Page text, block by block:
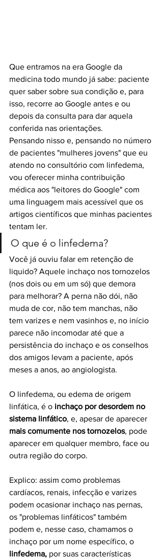
Que entramos na era Google da
medicina todo mundo já sabe: paciente
quer saber sobre sua condição e, para
isso, recorre ao Google antes e ou
depois da consulta para dar aquela
conferida nas orientações.
Pensando nisso e, pensando no número
de pacientes "mulheres jovens" que eu
atendo no consultório com linfedema,
vou oferecer minha contribuição
médica aos "leitores do Google" com
uma linguagem mais acessível que os
artigos científicos que minhas pacientes
tentam ler.
O que é o linfedema?
Você já ouviu falar em retenção de
liquido? Aquele inchaço nos tornozelos
(nos dois ou em um só) que demora
para melhorar? A perna não dói, não
muda de cor, não tem manchas, não
tem varizes e nem vasinhos e, no início
parece não incomodar até que a
persistência do inchaço e os conselhos
dos amigos levam a paciente, após
meses a anos, ao angiologista.
O linfedema, ou edema de origem
linfática, é o inchaço por desordem no
sistema linfático, e, apesar de aparecer
mais comumente nos tornozelos, pode
aparecer em qualquer membro, face ou
outra região do corpo.
Explico: assim como problemas
cardíacos, renais, infecção e varizes
podem ocasionar inchaço nas pernas,
os "problemas linfáticos" também
podem e, nesse caso, chamamos o
inchaço por um nome específico, o
linfedema, por suas características